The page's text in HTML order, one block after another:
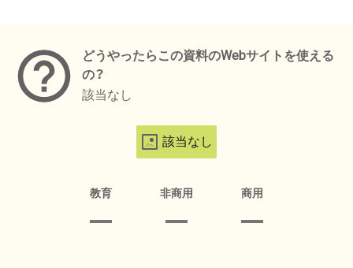
どうやったらこの資料のWebサイトを使える
の？
該当なし
該当なし
教育 非商用 商用